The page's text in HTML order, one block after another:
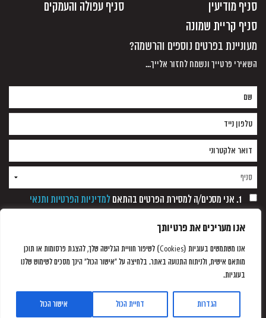
אנו מעריכים את פרטיותך
אנו משתמשים בעוגיות (Cookies) לשיפור חוויית הגלישה שלך, להצגת פרסומות או תוכן
מותאם אישית, ולניתוח התנועה באתר. בלחיצה על "אישור הכול" הינך מסכים לשימוש שלנו
בעוגיות.
הגדרות דחיית הכול אישור הכול
סניף מודיעין
סניף עפולה והעמקים
סניף קריית שמונה
מעוניינת בפרטים נוספים והרשמה?
השאירי פרטייך ונשמח לחזור אלייך...
1. אני מסכים/ה למסירת הפרטים בהתאם
למדיניות הפרטיות ותנאי
2. אני מאשר קבלת הצעות שיווקיות לשירותים ו/או מוצרים של החברה
באמצעות הודעה אלקטרונית, הודעת מסר קצר, מערכת חיוג אוטומטית
ופקסימיליה, וזאת כל עוד לא נתקבלה כל הודעה אחרת ממני/